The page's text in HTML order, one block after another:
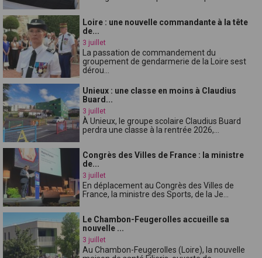
Loire : une nouvelle commandante à la tête
de...
3 juillet
La passation de commandement du
groupement de gendarmerie de la Loire sest
dérou...
Unieux : une classe en moins à Claudius
Buard...
3 juillet
À Unieux, le groupe scolaire Claudius Buard
perdra une classe à la rentrée 2026,...
Congrès des Villes de France : la ministre
de...
3 juillet
En déplacement au Congrès des Villes de
France, la ministre des Sports, de la Je...
Le Chambon-Feugerolles accueille sa
nouvelle ...
3 juillet
Au Chambon-Feugerolles (Loire), la nouvelle